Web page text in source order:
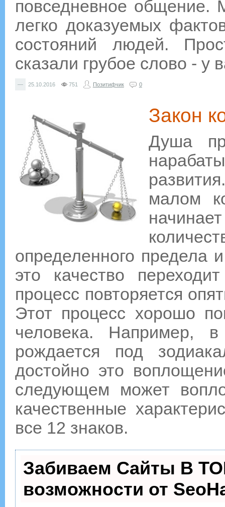
повседневное общение.
легко доказуемых
состояний людей.
сказали грубое слово - у
— 25.10.2016 751 Позитифчик 0
Закон
Душа
малом
определенного предела
это качество
процесс повторяется
Этот процесс хорошо
человека. Например,
рождается под
достойно это
следующем может
качественные
все 12 знаков.
Забиваем Сайты В
возможности от